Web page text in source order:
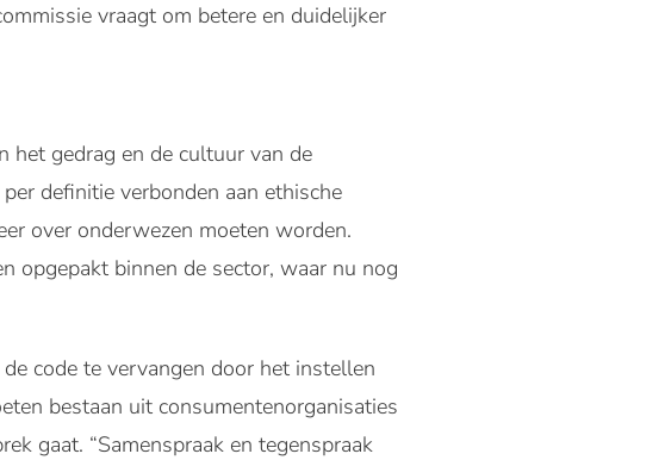
vraagt om betere en duidelijker
het gedrag en de cultuur van de
definitie verbonden aan ethische
over onderwezen moeten worden.
opgepakt binnen de sector, waar nu nog
code te vervangen door het instellen
bestaan uit consumentenorganisaties
gaat. “Samenspraak en tegenspraak